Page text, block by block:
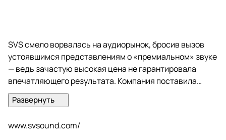
SVS смело ворвалась на аудиорынок, бросив вызов
устоявшимся представлениям о «премиальном» звуке
— ведь зачастую высокая цена не гарантировала
впечатляющего результата. Компания поставила
перед собой амбициозную миссию: подарить по-
настоящему убедительный, глубокий и объёмный звук
аудио, не заставляя их переплачивать.
www.svsound.com/